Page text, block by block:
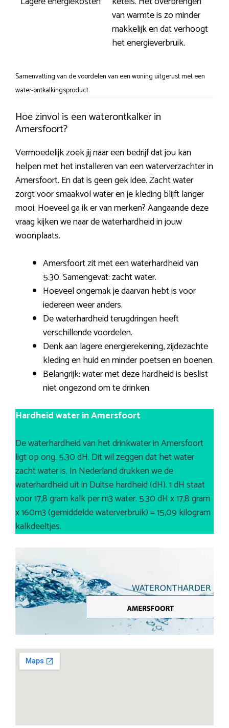
van warmte is zo minder
makkelijk en dat verhoogt
het energieverbruik.
Samenvatting van de voordelen van een woning uitgerust met een
water-ontkalkingsproduct.
Hoe zinvol is een waterontkalker in
Amersfoort?
Vermoedelijk zoek jij naar een bedrijf dat jou kan
helpen met het installeren van een waterverzachter in
Amersfoort. En dat is geen gek idee. Zacht water
zorgt voor smaakvol water en je kleding blijft langer
mooi. Hoeveel ga ik er van merken? Aangaande deze
vraag kijken we naar de waterhardheid in jouw
woonplaats.
Amersfoort zit met een waterhardheid van
5.30. Samengevat: zacht water.
Hoeveel ongemak je daarvan hebt is voor
iedereen weer anders.
De waterhardheid terugdringen heeft
verschillende voordelen.
Denk aan lagere energierekening, zijdezachte
kleding en huid en minder poetsen en boenen.
Belangrijk: water met deze hardheid is beslist
niet ongezond om te drinken.
Hardheid water in Amersfoort
De waterhardheid van het drinkwater in Amersfoort
ligt op ong. 5.30 dH. Dit wil zeggen dat het water
zacht water is. In Nederland drukken we de
waterhardheid uit in Duitse hardheid (dH). 1 dH staat
voor 17,8 gram kalk per m3 water. 5.30 dH x 17,8 gram
x 160m3 (gemiddelde waterverbruik) = 15,09 kilogram
kalkdeeltjes.